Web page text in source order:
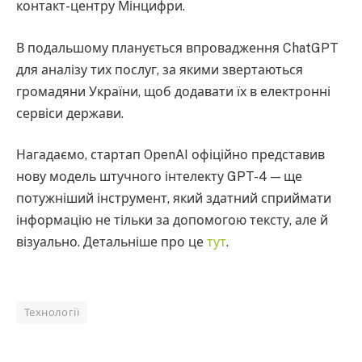
контакт-центру Мінцифри.
В подальшому планується впровадження ChatGPT
для аналізу тих послуг, за якими звертаються
громадяни України, щоб додавати їх в електронні
сервіси держави.
Нагадаємо, стартап OpenAI офіційно представив
нову модель штучного інтелекту GPT-4 — ще
потужніший інструмент, який здатний сприймати
інформацію не тільки за допомогою тексту, але й
візуально. Детальніше про це тут.
Технології